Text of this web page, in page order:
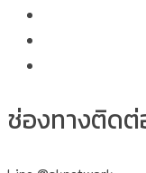
ช่องทางติดต่